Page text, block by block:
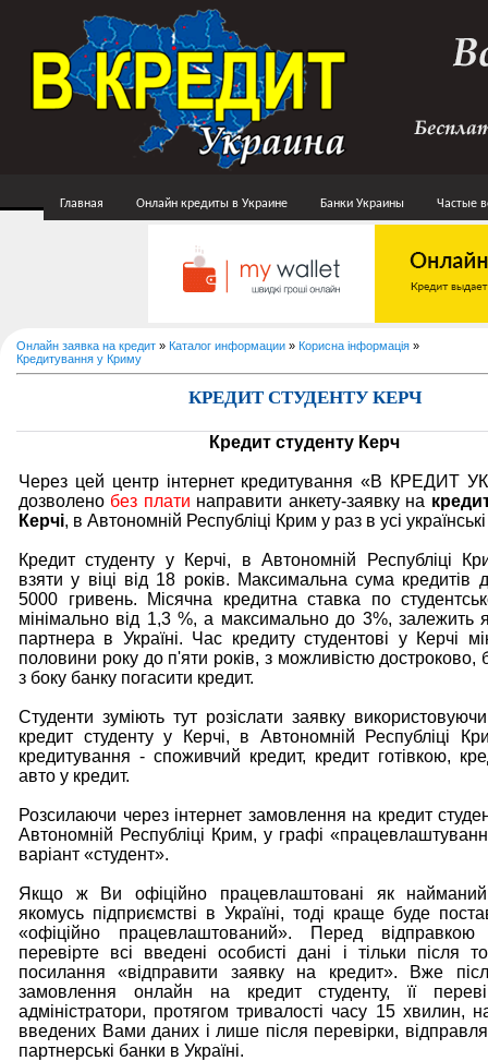
Главная Онлайн кредиты в Украине Банки Украины Частые
Онлайн заявка на кредит » Каталог информации » Корисна інформація »
Кредитування у Криму
КРЕДИТ СТУДЕНТУ КЕРЧ
Кредит студенту Керч
Через цей центр інтернет кредитування «В КРЕДИТ
дозволено без плати направити анкету-заявку на
Керчі, в Автономній Республіці Крим у раз в усі
Кредит студенту у Керчі, в Автономній Республіці
взяти у віці від 18 років. Максимальна сума кредитів
5000 гривень. Місячна кредитна ставка по
мінімально від 1,3 %, а максимально до 3%, залежить
партнера в Україні. Час кредиту студентові у Керчі
половини року до п'яти років, з можливістю достроково,
з боку банку погасити кредит.
Студенти зуміють тут розіслати заявку
кредит студенту у Керчі, в Автономній Республіці
кредитування - споживчий кредит, кредит готівкою,
авто у кредит.
Розсилаючи через інтернет замовлення на кредит
Автономній Республіці Крим, у графі
варіант «студент».
Якщо ж Ви офіційно працевлаштовані як
якомусь підприємстві в Україні, тоді краще буде
«офіційно працевлаштований». Перед відправкою
перевірте всі введені особисті дані і тільки після
посилання «відправити заявку на кредит». Вже
замовлення онлайн на кредит студенту, її
адміністратори, протягом тривалості часу 15 хвилин,
введених Вами даних і лише після перевірки,
партнерські банки в Україні.